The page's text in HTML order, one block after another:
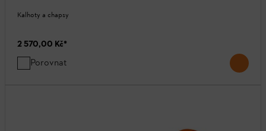
Kalhoty a chapsy
2 570,00 Kč*
Porovnat